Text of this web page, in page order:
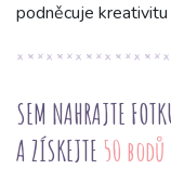
podněcuje
SEM NAHRAJTE
A ZÍSKEJTE 50 bodů